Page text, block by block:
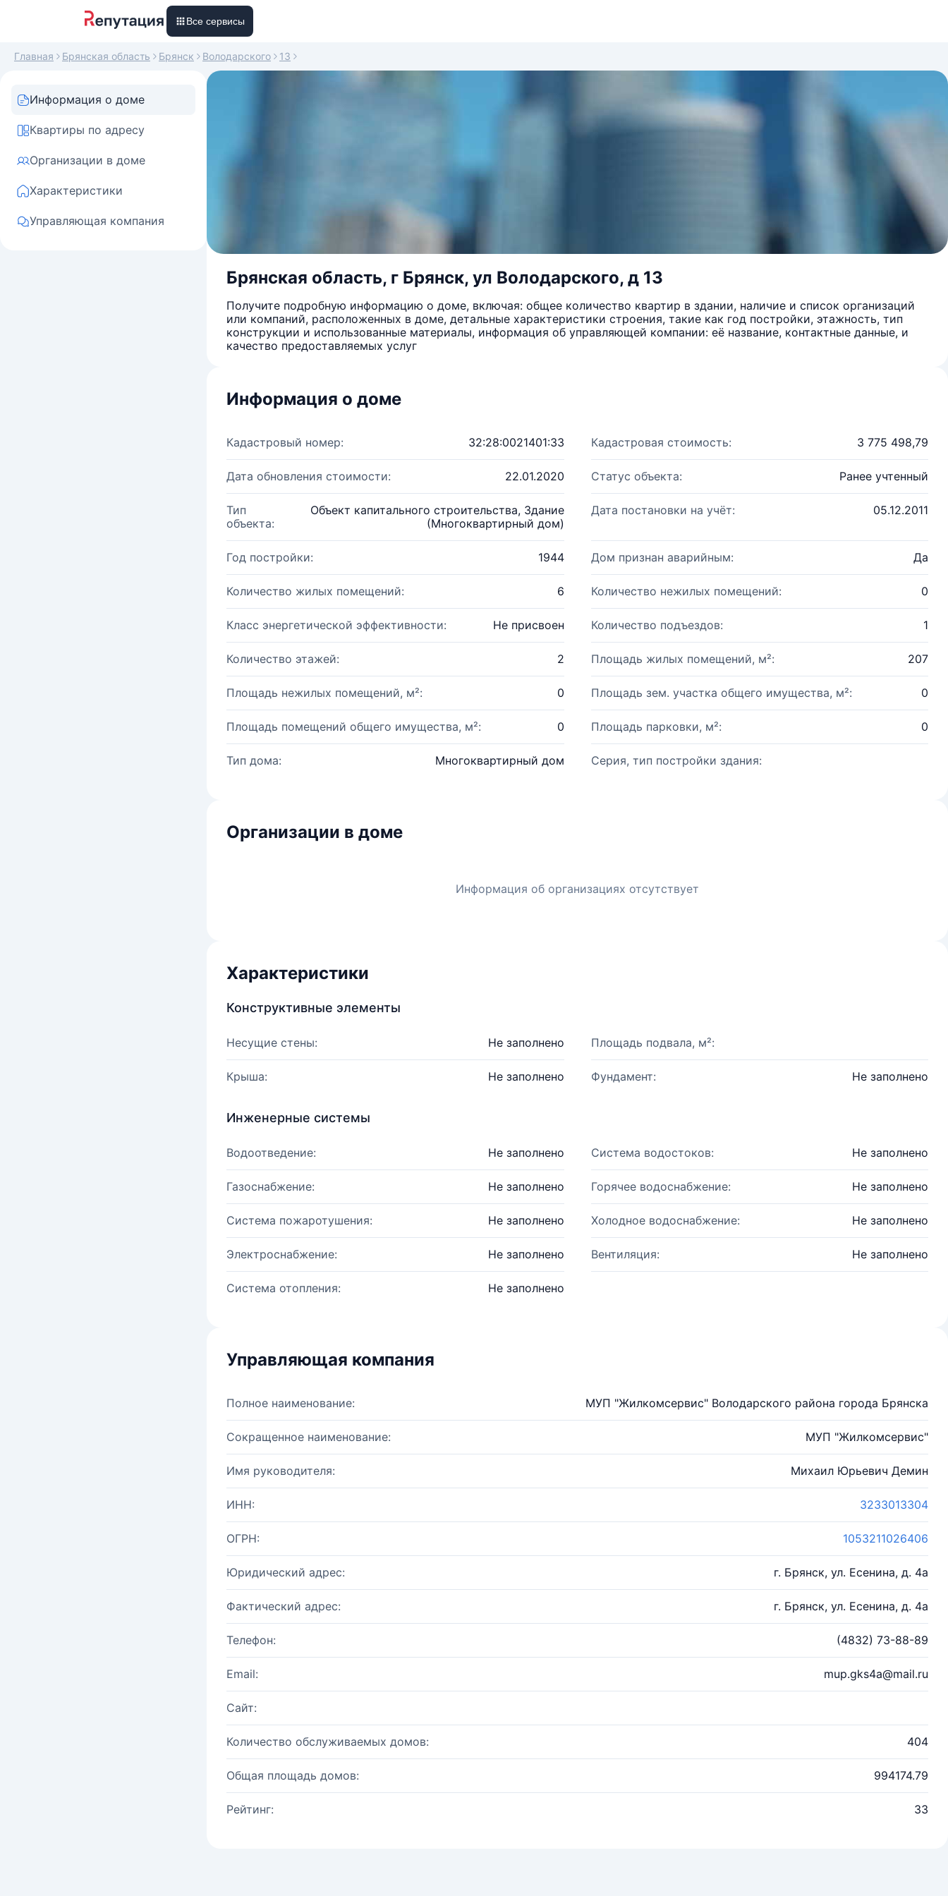
Все сервисы
Главная Брянская область Брянск Володарского 13
Информация о доме
Квартиры по адресу
Организации в доме
Характеристики
Управляющая компания
Брянская область, г Брянск, ул Володарского, д 13
Получите подробную информацию о доме, включая: общее количество квартир в здании, наличие и список организаций
или компаний, расположенных в доме, детальные характеристики строения, такие как год постройки, этажность, тип
конструкции и использованные материалы, информация об управляющей компании: её название, контактные данные, и
качество предоставляемых услуг
Информация о доме
Кадастровый номер: 32:28:0021401:33 Кадастровая стоимость: 3 775 498,79
Дата обновления стоимости: 22.01.2020 Статус объекта: Ранее учтенный
Тип
объекта:
Объект капитального строительства, Здание
(Многоквартирный дом)
Дата постановки на учёт: 05.12.2011
Год постройки: 1944 Дом признан аварийным: Да
Количество жилых помещений: 6 Количество нежилых помещений: 0
Класс энергетической эффективности: Не присвоен Количество подъездов: 1
Количество этажей: 2 Площадь жилых помещений, м²: 207
Площадь нежилых помещений, м²: 0 Площадь зем. участка общего имущества, м²: 0
Площадь помещений общего имущества, м²: 0 Площадь парковки, м²: 0
Тип дома: Многоквартирный дом Серия, тип постройки здания:
Организации в доме
Информация об организациях отсутствует
Характеристики
Конструктивные элементы
Несущие стены: Не заполнено Площадь подвала, м²:
Крыша: Не заполнено Фундамент: Не заполнено
Инженерные системы
Водоотведение: Не заполнено Система водостоков: Не заполнено
Газоснабжение: Не заполнено Горячее водоснабжение: Не заполнено
Система пожаротушения: Не заполнено Холодное водоснабжение: Не заполнено
Электроснабжение: Не заполнено Вентиляция: Не заполнено
Система отопления: Не заполнено
Управляющая компания
Полное наименование: МУП "Жилкомсервис" Володарского района города Брянска
Сокращенное наименование: МУП "Жилкомсервис"
Имя руководителя: Михаил Юрьевич Демин
ИНН: 3233013304
ОГРН: 1053211026406
Юридический адрес: г. Брянск, ул. Есенина, д. 4а
Фактический адрес: г. Брянск, ул. Есенина, д. 4а
Телефон: (4832) 73-88-89
Email: mup.gks4a@mail.ru
Сайт:
Количество обслуживаемых домов: 404
Общая площадь домов: 994174.79
Рейтинг: 33